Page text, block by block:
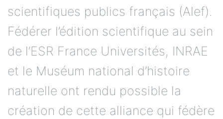
scientifiques publics français (Alef).
Fédérer l’édition scientifique au sein
de l’ESR France Universités, INRAE
et le Muséum national d’histoire
naturelle ont rendu possible la
création de cette alliance qui fédère